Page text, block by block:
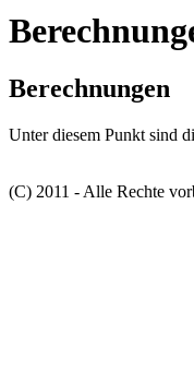
Berechnungen
Unter diesem Punkt sind
(C) 2011 - Alle Rechte